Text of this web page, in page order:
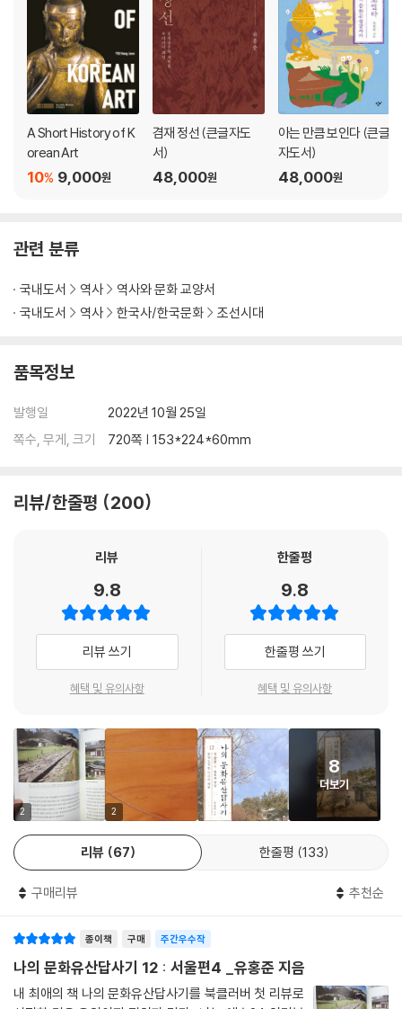
/ 해방공간과 한국전쟁 후 인사동 서점 / 1960년대의 인사동 고서점 / 고
서점과 헌책방 / 인사동 서점의 단골손님들 / 나와 통문관
인사동2: 민예사랑과 현대미술의 거리
인사동의 미래유산 / 통인가게 이야기 / 인사동의 고미술상과 민예품 가게
/ 아자방, 고금당, 시산방 / 화랑가의 형성과 현대화랑 / 명동화랑 김문호 /
전시회 풍년 / 1970년대 인사동의 묵향 / 미술 붐 시대의 화랑가 / 금당 살
인 사건 / 1980년대 대여 전시장의 등장 / ‘그림마당 민’의 탄생 / 오늘날의
인사동3: 인사동을 사랑한 사람들
인사동길 북쪽의 르네쌍스 음악감상실 / 문화방송 사옥과 민정당사 / 인사
동의 한정식집 / 인사동의 오래된 밥집 / 부산식당 / 천상병 시인과 찻집 귀
인사동 만가
북한산: 북한산과 진흥왕 순수비
흥이비고」 / 황초령비와 마운령비 / 김노경 일행의 『삼각산 기행시축』 / 진
북악산: 서울의 주산, 그 오랜 금단의 땅
서울의 주산, 북악산 / 백악사 / 회맹단 / 육상궁 / 육상궁에서 칠궁으로 /
칠궁의 냉천정 / 칠궁 안의 다섯 사당 / 경무대의 융문당과 융무당 / 친경전
원 / 침류각 / 오운정 / 석조여래좌상 ‘미남불’ / 천하제일복지 암각 글씨
서촌: 내 어린 시절 서촌 이야기
서울토박이 / 서촌 / 서촌 효자로 / 어린 시절의 기억 / 통의동 / 백송나무,
창의궁, 월성위궁 / 자하문로 / 형제상회와 통인시장 / 자교교회와 자수교
/ 신교와 국립서울맹학교·농학교 / 청운초등학교 시절 / 청풍계 / 청송당,
세종마루 정자와 오거리 / 수성동으로 가는 길 / 수성동 / 치마바위 / 병풍
바위의 글씨 / 옥류동 / 겸재의 〈삼승정도〉 / 옥인동의 여러 궁들 / 인곡정
A Short History of K
orean Art
9,000원
10%
겸재 정선 (큰글자도
서)
48,000원
아는 만큼 보인다 (큰글
자도서)
48,000원
관련 분류
국내도서 역사
역사와 문화 교양서
국내도서
역사 한국사/한국문화 조선시대
품목정보
발행일
2022년 10월 25일
쪽수, 무게, 크기
720쪽 | 153*224*60mm
리뷰/한줄평 200
리뷰
9.8
리뷰 쓰기
혜택 및 유의사항
한줄평
9.8
한줄평 쓰기
혜택 및 유의사항
2 2
8
더보기
리뷰 67 한줄평 133
구매리뷰 추천순
종이책 구매 주간우수작
나의 문화유산답사기 12 : 서울편4 _유홍준 지음
내 최애의 책 나의 문화유산답사기를 북클러버 첫 리뷰로